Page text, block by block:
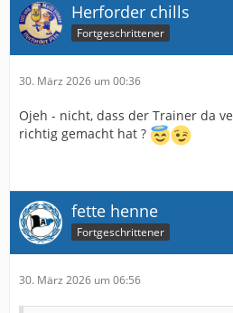
Herforder chills
Fortgeschrittener
30. März 2026 um 00:36
Ojeh - nicht, dass der Trainer da
richtig gemacht hat ?
fette henne
Fortgeschrittener
30. März 2026 um 06:56